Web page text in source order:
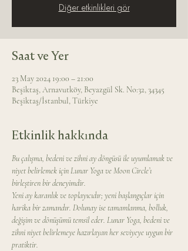
Diğer etkinlikleri gör
Saat ve Yer
23 May 2024 19:00 – 21:00
Beşiktaş, Arnavutköy, Beyazgül Sk. No:32, 34345
Beşiktaş/İstanbul, Türkiye
Etkinlik hakkında
Bu çalışma, bedeni ve zihni ay döngüsü ile uyumlamak ve
niyet belirlemek için Lunar Yoga ve Moon Circle’ı
birleştiren bir deneyimdir.
Yeni ay karanlık ve toplayıcıdır; yeni başlangıçlar için
harika bir zamandır. Dolunay ise tamamlanma, bolluk,
değişim ve dönüşümü temsil eder. Lunar Yoga, bedeni ve
zihni niyet belirlemeye hazırlayan her seviyeye uygun bir
pratiktir.